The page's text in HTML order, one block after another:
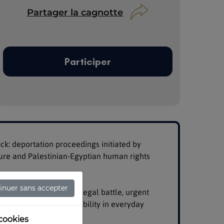
Partager la cagnotte
Participer
deportation proceedings initiated by
and Palestinian-Egyptian human rights
It imposes a heavy legal battle, urgent
real material instability in everyday
sans accepter